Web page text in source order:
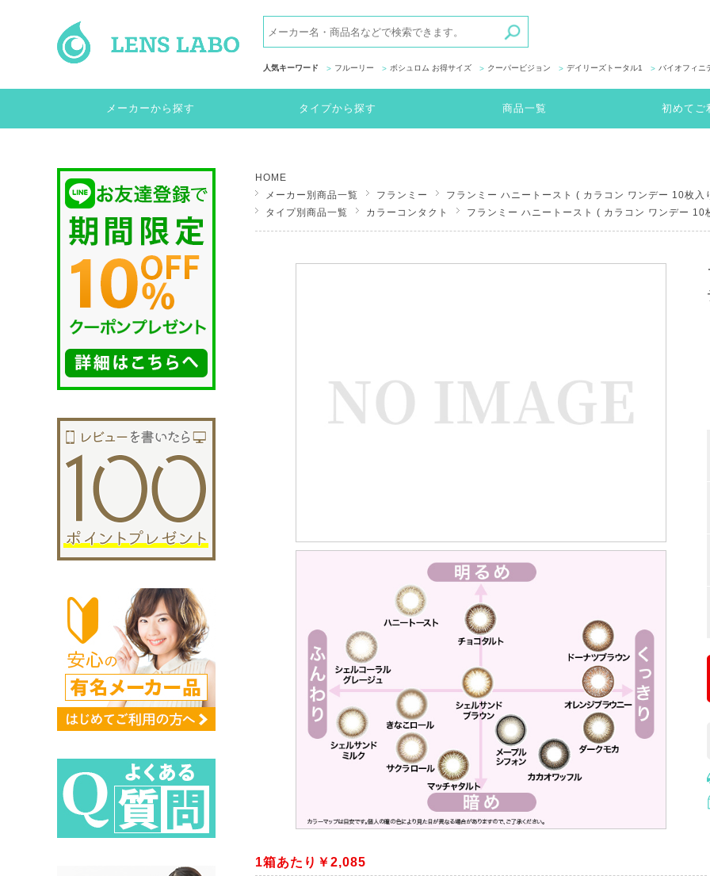
人気キーワード フルーリー ボシュロム お得サイズ クーパービジョン デイリーズトータル1 バイオフィニ
メーカーから探す タイプから探す 商品一覧 初めてご
HOME
メーカー別商品一覧
フランミー
フランミー ハニートースト ( カラコン ワンデー 10枚入
タイプ別商品一覧
カラーコンタクト フランミー ハニートースト ( カラコン ワンデー 10
1箱あたり￥2,085